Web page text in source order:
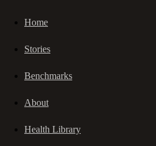
Home
Stories
Benchmarks
About
Health Library